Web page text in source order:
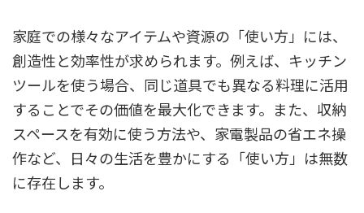
家庭での様々なアイテムや資源の「使い方」には、
創造性と効率性が求められます。例えば、キッチン
ツールを使う場合、同じ道具でも異なる料理に活用
することでその価値を最大化できます。また、収納
スペースを有効に使う方法や、家電製品の省エネ操
作など、日々の生活を豊かにする「使い方」は無数
に存在します。